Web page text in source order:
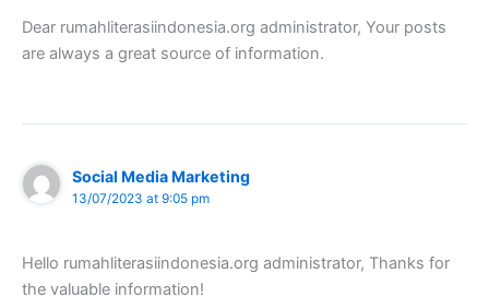
Dear rumahliterasiindonesia.org administrator, Your posts
are always a great source of information.
Social Media Marketing
13/07/2023 at 9:05 pm
Hello rumahliterasiindonesia.org administrator, Thanks for
the valuable information!